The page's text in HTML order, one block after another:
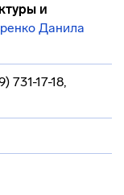
и
Данила
731-17-18,